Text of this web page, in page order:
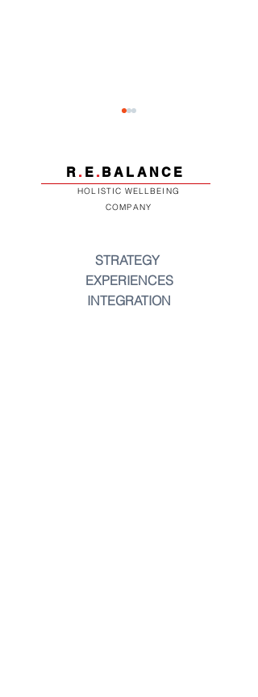
Kontemplationsübungen
für eine bessere
psychische Gesundheit
R . E . BALANCE
HOLISTIC WELLBEING
COMPANY
STRATEGY
EXPERIENCES
INTEGRATION